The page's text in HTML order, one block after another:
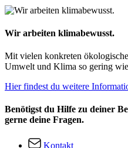
Wir arbeiten klimabewusst.
Mit vielen konkreten
Umwelt und Klima so gering
Hier findest du weitere
Benötigst du Hilfe zu deiner
gerne deine Fragen.
Kontakt